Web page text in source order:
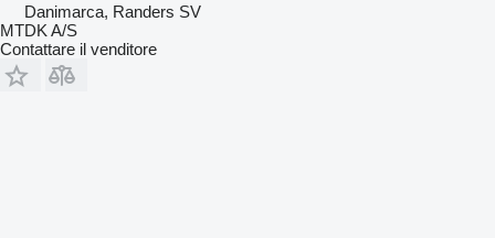
Danimarca, Randers SV
MTDK A/S
Contattare il venditore